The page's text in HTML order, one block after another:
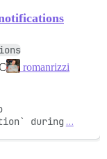
romanrizzi
during …